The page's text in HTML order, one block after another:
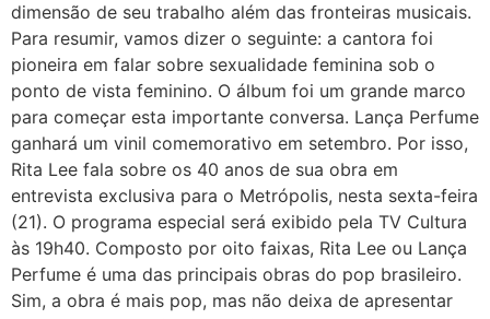
dimensão de seu trabalho além das fronteiras musicais.
Para resumir, vamos dizer o seguinte: a cantora foi
pioneira em falar sobre sexualidade feminina sob o
ponto de vista feminino. O álbum foi um grande marco
para começar esta importante conversa. Lança Perfume
ganhará um vinil comemorativo em setembro. Por isso,
Rita Lee fala sobre os 40 anos de sua obra em
entrevista exclusiva para o Metrópolis, nesta sexta-feira
(21). O programa especial será exibido pela TV Cultura
às 19h40. Composto por oito faixas, Rita Lee ou Lança
Perfume é uma das principais obras do pop brasileiro.
Sim, a obra é mais pop, mas não deixa de apresentar